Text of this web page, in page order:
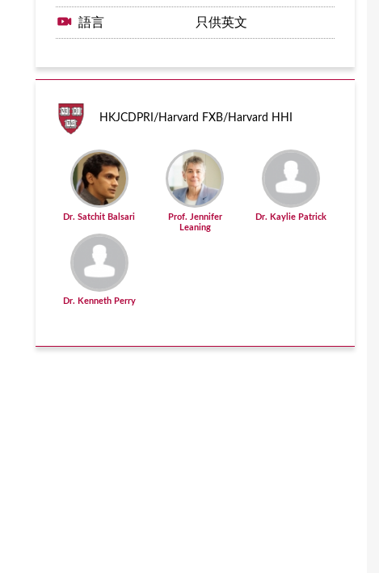
語言 只供英文
HKJCDPRI/Harvard FXB/Harvard HHI
Dr. Satchit Balsari
Prof. Jennifer
Leaning
Dr. Kaylie Patrick
Dr. Kenneth Perry